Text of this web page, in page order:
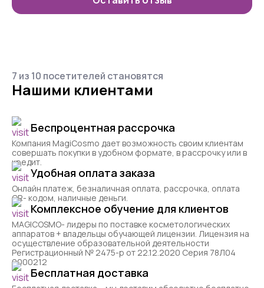
7 из 10 посетителей становятся
Нашими клиентами
Беспроцентная рассрочка
Компания MagiCosmo дает возможность своим клиентам
совершать покупки в удобном формате, в рассрочку или в
кредит.
Удобная оплата заказа
Онлайн платеж, безналичная оплата, рассрочка, оплата
QR- кодом, наличные деньги.
Комплексное обучение для клиентов
MAGICOSMO- лидеры по поставке косметологических
аппаратов + владельцы обучающей лицензии. Лицензия на
осуществление образовательной деятельности
Регистрационный № 2475-р от 22.12.2020 Серия 78Л04
0000212
Бесплатная доставка